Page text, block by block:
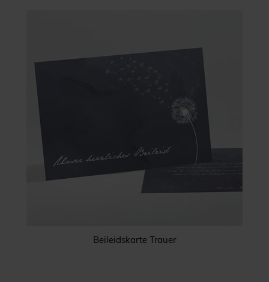
Beileidskarte Trauer